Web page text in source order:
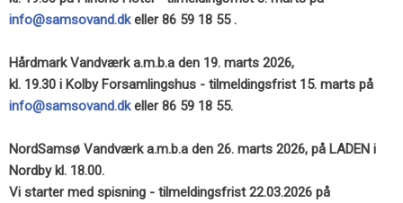
info@samsovand.dkeller 86 59 18 55 .
Hårdmark Vandværk a.m.b.a den 19. marts 2026,
kl. 19.30 i Kolby Forsamlingshus - tilmeldingsfrist 15. marts på
info@samsovand.dkeller 86 59 18 55.
NordSamsø Vandværk a.m.b.a den 26. marts 2026, på LADEN i
Nordby kl. 18.00.
Vi starter med spisning - tilmeldingsfrist 22.03.2026 på